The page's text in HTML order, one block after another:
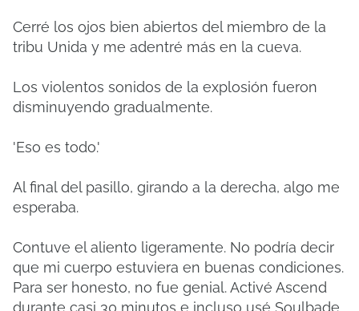
Cerré los ojos bien abiertos del miembro de la
tribu Unida y me adentré más en la cueva.
Los violentos sonidos de la explosión fueron
disminuyendo gradualmente.
'Eso es todo.'
Al final del pasillo, girando a la derecha, algo me
esperaba.
Contuve el aliento ligeramente. No podría decir
que mi cuerpo estuviera en buenas condiciones.
Para ser honesto, no fue genial. Activé Ascend
durante casi 30 minutos e incluso usé Soulbade